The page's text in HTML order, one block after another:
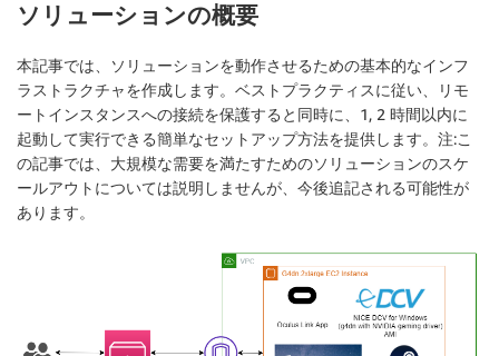
ソリューションの概要
本記事では、ソリューションを動作させるための基本的なインフ
ラストラクチャを作成します。ベストプラクティスに従い、リモ
ートインスタンスへの接続を保護すると同時に、1, 2 時間以内に
起動して実行できる簡単なセットアップ方法を提供します。注:こ
の記事では、大規模な需要を満たすためのソリューションのスケ
ールアウトについては説明しませんが、今後追記される可能性が
あります。